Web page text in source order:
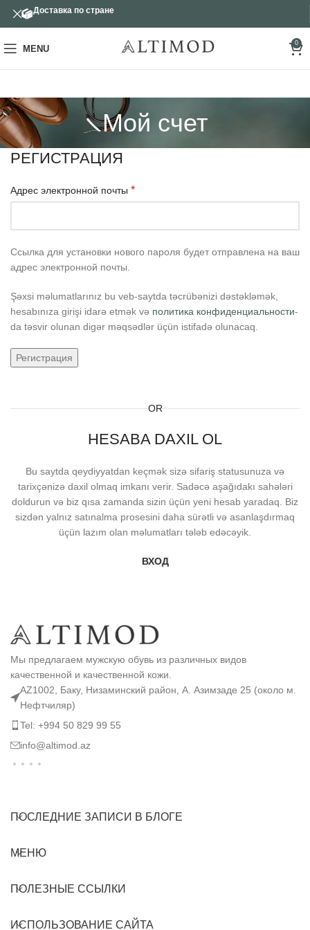
MENU
0
Мой счет
РЕГИСТРАЦИЯ
Адрес электронной почты *
Ссылка для установки нового пароля будет отправлена ​​на ваш
адрес электронной почты.
Şəxsi məlumatlarınız bu veb-saytda təcrübənizi dəstəkləmək,
hesabınıza girişi idarə etmək və политика конфиденциальности-
da təsvir olunan digər məqsədlər üçün istifadə olunacaq.
Регистрация
OR
HESABA DAXIL OL
Bu saytda qeydiyyatdan keçmək sizə sifariş statusunuza və
tarixçənizə daxil olmaq imkanı verir. Sadəcə aşağıdakı sahələri
doldurun və biz qısa zamanda sizin üçün yeni hesab yaradaq. Biz
sizdən yalnız satınalma prosesini daha sürətli və asanlaşdırmaq
üçün lazım olan məlumatları tələb edəcəyik.
ВХОД
Мы предлагаем мужскую обувь из различных видов
качественной и качественной кожи.
AZ1002, Баку, Низаминский район, А. Азимзаде 25 (около м.
Нефтчиляр)
Tel: +994 50 829 99 55
info@altimod.az
ПОСЛЕДНИЕ ЗАПИСИ В БЛОГЕ
МЕНЮ
ПОЛЕЗНЫЕ ССЫЛКИ
ИСПОЛЬЗОВАНИЕ САЙТА
Доставка по стране